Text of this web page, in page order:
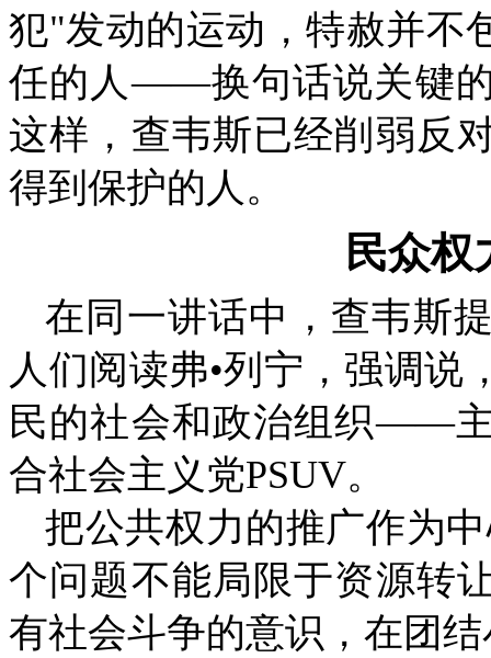
犯"发动的运动，特赦并不
任的人――换句话说关键
这样，查韦斯已经削弱反
得到保护的人。
民众权
在同一讲话中，查韦斯
人们阅读弗•列宁，强调说
民的社会和政治组织――
合社会主义党PSUV。
把公共权力的推广作为
个问题不能局限于资源转
有社会斗争的意识，在团